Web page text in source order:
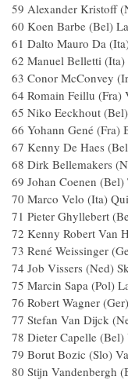
59 Alexander Kristoff
60 Koen Barbe (Bel)
61 Dalto Mauro Da
62 Manuel Belletti
63 Conor McConvey
64 Romain Feillu (Fra)
65 Niko Eeckhout
66 Yohann Gené (Fra)
67 Kenny De Haes
68 Dirk Bellemakers
69 Johan Coenen
70 Marco Velo (Ita)
71 Pieter Ghyllebert
72 Kenny Robert Van
73 René Weissinger
74 Job Vissers (Ned)
75 Marcin Sapa (Pol)
76 Robert Wagner
77 Stefan Van Dijck
78 Dieter Capelle
79 Borut Bozic (Slo)
80 Stijn Vandenbergh